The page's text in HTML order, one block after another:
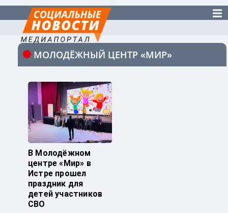
МОЛОДЁЖНЫЙ ЦЕНТР «МИР»
В Молодёжном
центре «Мир» в
Истре прошел
праздник для
детей участников
СВО